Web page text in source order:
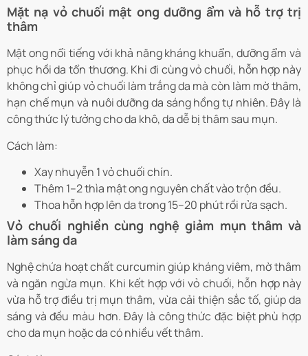
Mặt nạ vỏ chuối mật ong dưỡng ẩm và hỗ trợ trị
thâm
Mật ong nổi tiếng với khả năng kháng khuẩn, dưỡng ẩm và
phục hồi da tổn thương. Khi đi cùng vỏ chuối, hỗn hợp này
không chỉ giúp vỏ chuối làm trắng da mà còn làm mờ thâm,
hạn chế mụn và nuôi dưỡng da sáng hồng tự nhiên. Đây là
công thức lý tưởng cho da khô, da dễ bị thâm sau mụn.
Cách làm:
Xay nhuyễn 1 vỏ chuối chín.
Thêm 1–2 thìa mật ong nguyên chất vào trộn đều.
Thoa hỗn hợp lên da trong 15–20 phút rồi rửa sạch.
Vỏ chuối nghiền cùng nghệ giảm mụn thâm và
làm sáng da
Nghệ chứa hoạt chất curcumin giúp kháng viêm, mờ thâm
và ngăn ngừa mụn. Khi kết hợp với vỏ chuối, hỗn hợp này
vừa hỗ trợ điều trị mụn thâm, vừa cải thiện sắc tố, giúp da
sáng và đều màu hơn. Đây là công thức đặc biệt phù hợp
cho da mụn hoặc da có nhiều vết thâm.